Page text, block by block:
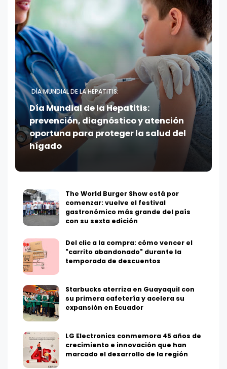
DÍA MUNDIAL DE LA HEPATITIS:
Día Mundial de la Hepatitis:
prevención, diagnóstico y atención
oportuna para proteger la salud del
hígado
The World Burger Show está por
comenzar: vuelve el festival
gastronómico más grande del país
con su sexta edición
Del clic a la compra: cómo vencer el
"carrito abandonado" durante la
temporada de descuentos
Starbucks aterriza en Guayaquil con
su primera cafetería y acelera su
expansión en Ecuador
LG Electronics conmemora 45 años de
crecimiento e innovación que han
marcado el desarrollo de la región